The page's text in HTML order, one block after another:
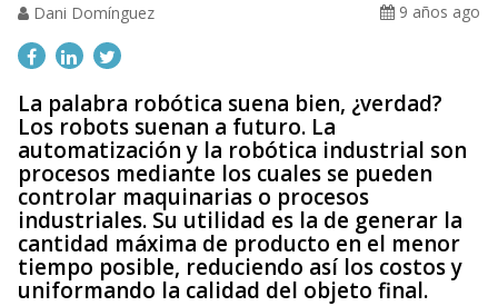
Dani Domínguez 9 años ago
La palabra robótica suena bien, ¿verdad?
Los robots suenan a futuro. La
automatización y la robótica industrial son
procesos mediante los cuales se pueden
controlar maquinarias o procesos
industriales. Su utilidad es la de generar la
cantidad máxima de producto en el menor
tiempo posible, reduciendo así los costos y
uniformando la calidad del objeto final.